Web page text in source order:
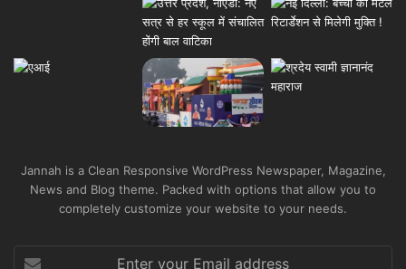
Jannah is a Clean Responsive WordPress Newspaper, Magazine,
News and Blog theme. Packed with options that allow you to
completely customize your website to your needs.